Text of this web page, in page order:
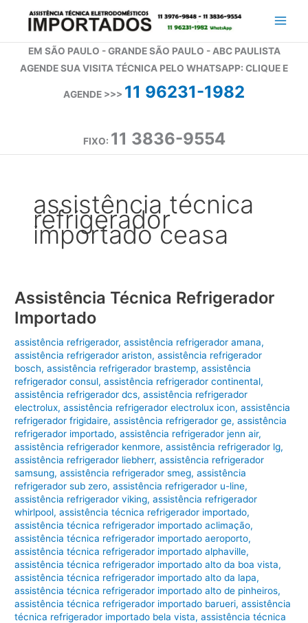
conteúdoEM SÃO PAULO - GRANDE SÃO PAULO - ABC PAULISTA
AGENDE SUA VISITA TÉCNICA PELO WHATSAPP: CLIQUE E
AGENDE >>> 11 96231-1982
FIXO: 11 3836-9554
assistência técnica
refrigerador
importado ceasa
Assistência Técnica Refrigerador
Importado
assistência refrigerador,assistência refrigerador amana,
assistência refrigerador ariston,assistência refrigerador
bosch,assistência refrigerador brastemp,assistência
refrigerador consul,assistência refrigerador continental,
assistência refrigerador dcs,assistência refrigerador
electrolux,assistência refrigerador electrolux icon,assistência
refrigerador frigidaire,assistência refrigerador ge,assistência
refrigerador importado,assistência refrigerador jenn air,
assistência refrigerador kenmore,assistência refrigerador lg,
assistência refrigerador liebherr,assistência refrigerador
samsung,assistência refrigerador smeg,assistência
refrigerador sub zero,assistência refrigerador u-line,
assistência refrigerador viking,assistência refrigerador
whirlpool,assistência técnica refrigerador importado,
assistência técnica refrigerador importado aclimação,
assistência técnica refrigerador importado aeroporto,
assistência técnica refrigerador importado alphaville,
assistência técnica refrigerador importado alto da boa vista,
assistência técnica refrigerador importado alto da lapa,
assistência técnica refrigerador importado alto de pinheiros,
assistência técnica refrigerador importado barueri,assistência
técnica refrigerador importado bela vista,assistência técnica